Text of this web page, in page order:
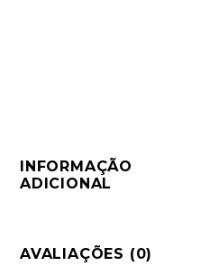
INFORMAÇÃO
ADICIONAL
AVALIAÇÕES (0)